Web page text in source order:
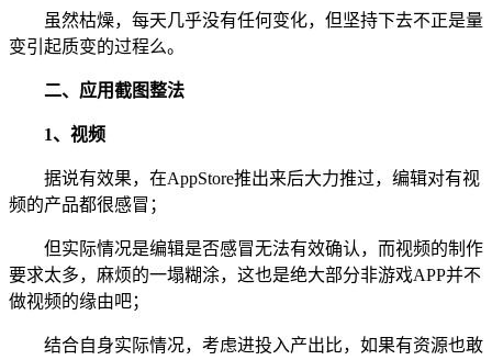
虽然枯燥，每天几乎没有任何变化，但坚持下去不正是量
变引起质变的过程么。
二、应用截图整法
1、视频
据说有效果，在AppStore推出来后大力推过，编辑对有视
频的产品都很感冒；
但实际情况是编辑是否感冒无法有效确认，而视频的制作
要求太多，麻烦的一塌糊涂，这也是绝大部分非游戏APP并不
做视频的缘由吧；
结合自身实际情况，考虑进投入产出比，如果有资源也敢